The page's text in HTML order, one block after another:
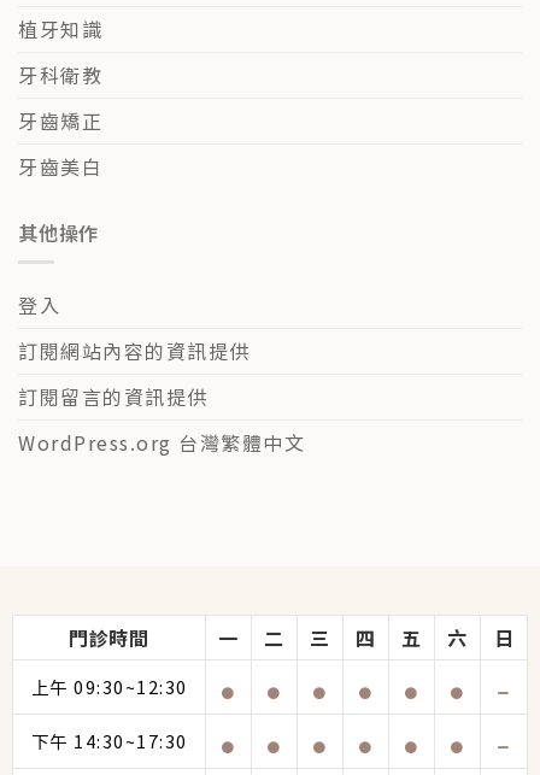
植牙知識
牙科衛教
牙齒矯正
牙齒美白
其他操作
登入
訂閱網站內容的資訊提供
訂閱留言的資訊提供
WordPress.org 台灣繁體中文
門診時間 一 二 三 四 五 六 日
上午 09:30~12:30
下午 14:30~17:30